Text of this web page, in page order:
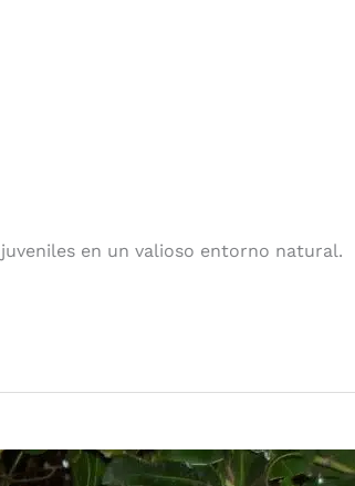
en un valioso entorno natural.